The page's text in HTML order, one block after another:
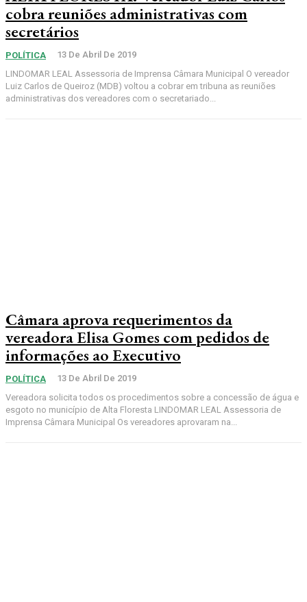
cobra reuniões administrativas com
secretários
POLÍTICA
13 De Abril De 2019
LINDOMAR LEAL Assessoria de Imprensa Câmara Municipal O vereador
Luiz Carlos de Queiroz (MDB) voltou a cobrar em tribuna as reuniões
administrativas dos vereadores com o secretariado...
Câmara aprova requerimentos da
vereadora Elisa Gomes com pedidos de
informações ao Executivo
POLÍTICA
13 De Abril De 2019
Vereadora solicita todos os procedimentos sobre a concessão de água e
esgoto no município de Alta Floresta LINDOMAR LEAL Assessoria de
Imprensa Câmara Municipal Os vereadores aprovaram na...